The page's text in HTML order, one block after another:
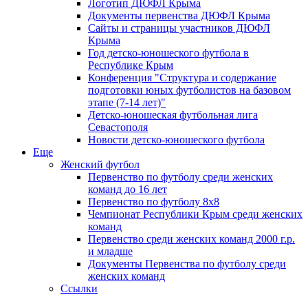
Логотип ДЮФЛ Крыма
Документы первенства ДЮФЛ Крыма
Сайты и страницы участников ДЮФЛ
Крыма
Год детско-юношеского футбола в
Республике Крым
Конференция "Структура и содержание
подготовки юных футболистов на базовом
этапе (7-14 лет)"
Детско-юношеская футбольная лига
Севастополя
Новости детско-юношеского футбола
Еще
Женский футбол
Первенство по футболу среди женских
команд до 16 лет
Первенство по футболу 8х8
Чемпионат Республики Крым среди женских
команд
Первенство среди женских команд 2000 г.р.
и младше
Документы Первенства по футболу среди
женских команд
Ссылки